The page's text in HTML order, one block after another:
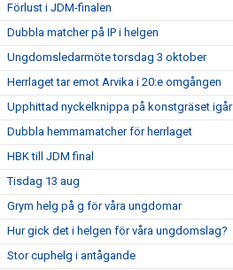
Förlust i JDM-finalen
Dubbla matcher på IP i helgen
Ungdomsledarmöte torsdag 3 oktober
Herrlaget tar emot Arvika i 20:e omgången
Upphittad nyckelknippa på konstgräset igår
Dubbla hemmamatcher för herrlaget
HBK till JDM final
Tisdag 13 aug
Grym helg på g för våra ungdomar
Hur gick det i helgen för våra ungdomslag?
Stor cuphelg i antågande